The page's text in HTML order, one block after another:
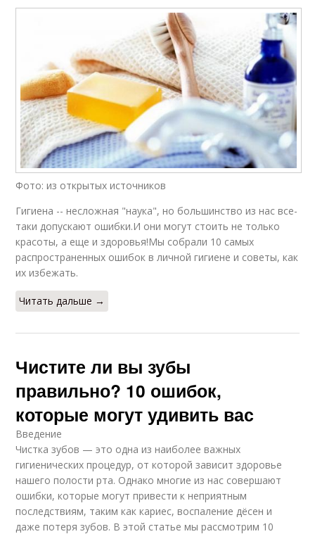
Фото: из открытых источников
Гигиена -- несложная "наука", но большинство из нас все-
таки допускают ошибки.И они могут стоить не только
красоты, а еще и здоровья!Мы собрали 10 самых
распространенных ошибок в личной гигиене и советы, как
их избежать.
Читать дальше →
Чистите ли вы зубы
правильно? 10 ошибок,
которые могут удивить вас
Введение
Чистка зубов — это одна из наиболее важных
гигиенических процедур, от которой зависит здоровье
нашего полости рта. Однако многие из нас совершают
ошибки, которые могут привести к неприятным
последствиям, таким как кариес, воспаление дёсен и
даже потеря зубов. В этой статье мы рассмотрим 10